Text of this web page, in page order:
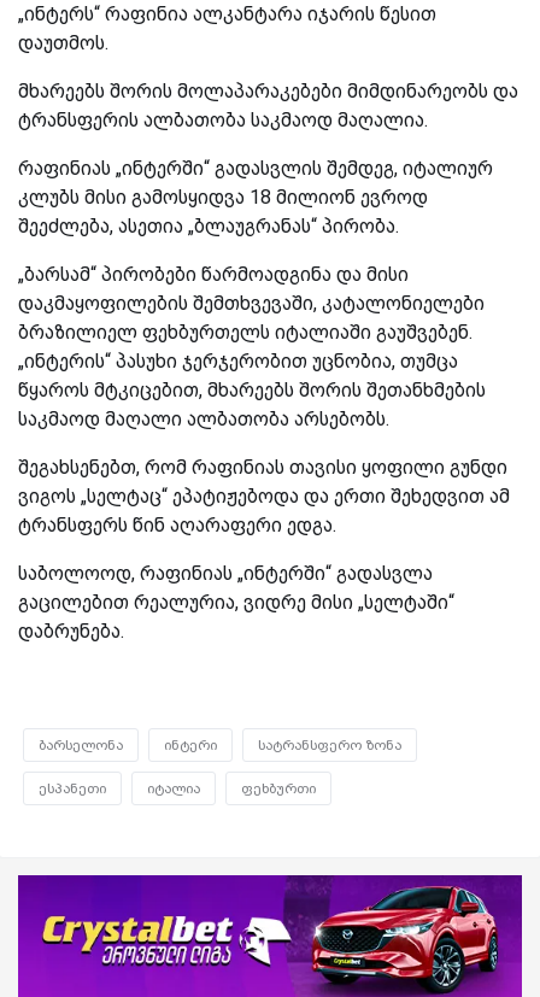
„ინტერს“ რაფინია ალკანტარა იჯარის წესით
დაუთმოს.
მხარეებს შორის მოლაპარაკებები მიმდინარეობს და
ტრანსფერის ალბათობა საკმაოდ მაღალია.
რაფინიას „ინტერში“ გადასვლის შემდეგ, იტალიურ
კლუბს მისი გამოსყიდვა 18 მილიონ ევროდ
შეეძლება, ასეთია „ბლაუგრანას“ პირობა.
„ბარსამ“ პირობები წარმოადგინა და მისი
დაკმაყოფილების შემთხვევაში, კატალონიელები
ბრაზილიელ ფეხბურთელს იტალიაში გაუშვებენ.
„ინტერის“ პასუხი ჯერჯერობით უცნობია, თუმცა
წყაროს მტკიცებით, მხარეებს შორის შეთანხმების
საკმაოდ მაღალი ალბათობა არსებობს.
შეგახსენებთ, რომ რაფინიას თავისი ყოფილი გუნდი
ვიგოს „სელტაც“ ეპატიჟებოდა და ერთი შეხედვით ამ
ტრანსფერს წინ აღარაფერი ედგა.
საბოლოოდ, რაფინიას „ინტერში“ გადასვლა
გაცილებით რეალურია, ვიდრე მისი „სელტაში“
დაბრუნება.
ბარსელონა ინტერი სატრანსფერო ზონა
ესპანეთი იტალია ფეხბურთი